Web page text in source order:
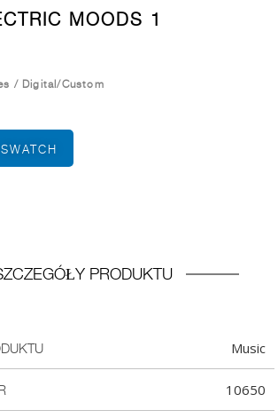
MOODS 1
/ Digital/Custom
PRODUKTU
Music
10650